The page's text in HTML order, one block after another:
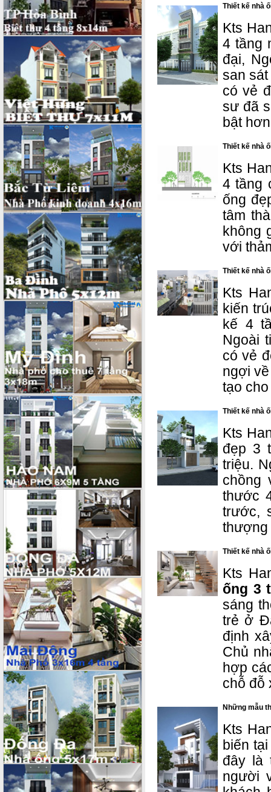
Thiết kế nhà
Kts
4 tầng
đại,
san
có vẻ
sư đã
bật hơn
Thiết kế nhà
Kts
4 tầng
ống
tâm
không
với
Thiết kế nhà
Kts
kiến
kế 4
Ngoài
có vẻ
ngợi
tạo
Thiết kế nhà
Kts
đẹp 3
triệu.
chồng
thước
trước,
thượng
Thiết kế nhà
Kts
ống 3
sáng
trẻ ở
định
Chủ
hợp
chỗ đỗ
Những mẫu
Kts
biến
đây là
người